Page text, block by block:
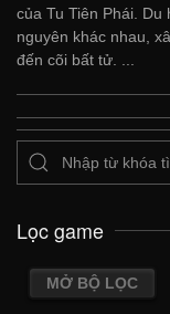
của Tu Tiên Phái.
nguyên khác nhau,
đến cõi bất tử. ...
Lọc game
MỞ BỘ LỌC